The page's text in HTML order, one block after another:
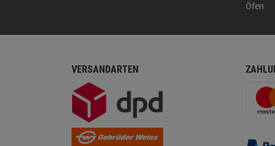
Öfen
VERSANDARTEN